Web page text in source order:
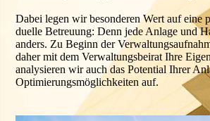
Dabei legen wir beson­deren Wert auf
duelle Betreu­ung: Denn jede Anlage und
anders. Zu Beginn der
daher mit dem Ver­waltungs­beirat Ihre
analy­sieren wir auch das Potential Ihrer
Optimierungs­möglichkeiten auf.